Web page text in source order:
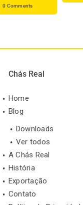
0 Comments
Chás Real
Home
Blog
Downloads
Ver todos
A Chás Real
História
Exportação
Contato